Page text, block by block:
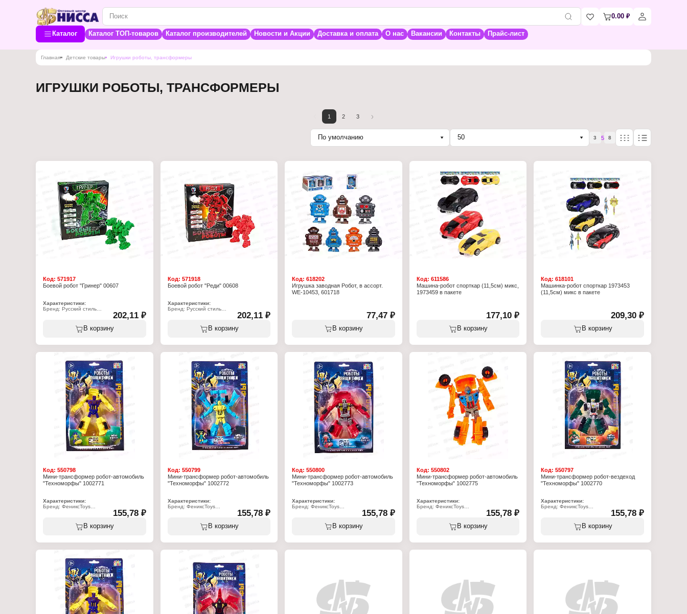
0.00 ₽
Каталог Каталог ТОП-товаров Каталог производителей Новости и Акции Доставка и оплата О нас Вакансии Контакты Прайс-лист
Главная Детские товары Игрушки роботы, трансформеры
ИГРУШКИ РОБОТЫ, ТРАНСФОРМЕРЫ
1 2 3
По умолчанию 50 3 5 8
Код: 571917
Боевой робот "Гринер" 00607
Характеристики:
Бренд: Русский стиль
Тип товара: Робот
Вид: конструктор
Комплектация: детали конструктора (на
литнике), снаряды 10 шт., пружина
Количество деталей: 17 деталей
Дальность стрельбы: 1,5 м
Упаковка: в коробке
Материал: пластик
Рекомендуемый возраст: от 5 лет
202,11 ₽
В корзину
Код: 571918
Боевой робот "Реди" 00608
Характеристики:
Бренд: Русский стиль
Тип товара: Робот
Вид: конструктор
Комплектация: детали конструктора (на
Количество деталей: 19 деталей
Дальность стрельбы: 1,5 м
Упаковка: в коробке
Материал: пластик
Рекомендуемый возраст: от 5 лет
202,11 ₽
В корзину
Код:618202
Игрушка заводная Робот, в ассорт.
WE-10453, 601718
77,47 ₽
В корзину
Код: 611586
Машина-робот спорткар (11,5см) микс,
1973459 в пакете
177,10 ₽
В корзину
Код:618101
Машинка-робот спорткар 1973453
(11,5см) микс в пакете
209,30 ₽
В корзину
Код: 550798
Мини-трансформер робот-автомобиль
"Техноморфы" 1002771
Характеристики:
Бренд: ФениксToys
Серия: Техноморфы. Роботы-защитники
Тип товара: Робот
Вид: трансформер
Размер: 8х13 см
Упаковка: на блистере
Материал: пластик
Рекомендуемый возраст: от 3 лет
155,78 ₽
В корзину
Код: 550799
Мини-трансформер робот-автомобиль
"Техноморфы" 1002772
Характеристики:
Бренд: ФениксToys
Серия: Техноморфы. Роботы-защитники
Тип товара: Робот
Вид: трансформер
Размер: 8х13 см
Упаковка: на блистере
Материал: пластик
Рекомендуемый возраст: от 3 лет
155,78 ₽
В корзину
Код:550800
Мини-трансформер робот-автомобиль
"Техноморфы" 1002773
Характеристики:
Бренд: ФениксToys
Серия: Техноморфы. Роботы-защитники
Тип товара: Робот
Вид: трансформер
Размер: 8х13 см
155,78 ₽
В корзину
Код: 550802
Мини-трансформер робот-автомобиль
"Техноморфы" 1002775
Характеристики:
Бренд: ФениксToys
Серия: Техноморфы. Роботы-защитники
Тип товара: Робот
Вид: трансформер
Размер: 8х13 см
155,78 ₽
В корзину
Код:550797
Мини-трансформер робот-вездеход
"Техноморфы" 1002770
Характеристики:
Бренд: ФениксToys
Серия: Техноморфы. Роботы-защитники
Тип товара: Робот
Вид: трансформер
Размер: 8х13 см
155,78 ₽
В корзину